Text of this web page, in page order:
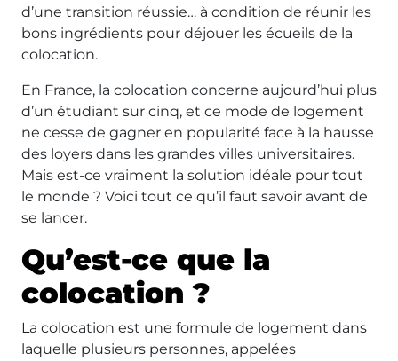
d’une transition réussie… à condition de réunir les
bons ingrédients pour déjouer les écueils de la
colocation.
En France, la colocation concerne aujourd’hui plus
d’un étudiant sur cinq, et ce mode de logement
ne cesse de gagner en popularité face à la hausse
des loyers dans les grandes villes universitaires.
Mais est-ce vraiment la solution idéale pour tout
le monde ? Voici tout ce qu’il faut savoir avant de
se lancer.
Qu’est-ce que la
colocation ?
La colocation est une formule de logement dans
laquelle plusieurs personnes, appelées